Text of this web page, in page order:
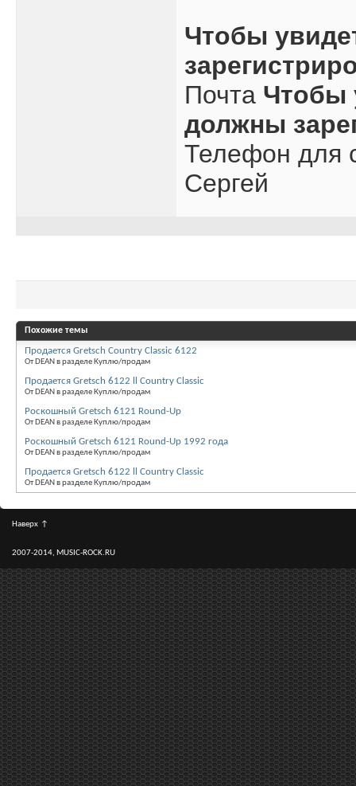
Чтобы
Почта Чтобы
должны
Телефон для
Сергей
Похожие темы
Продается Gretsch Country Classic 6122
От DEAN в разделе Куплю/продам
Продается Gretsch 6122 ll Country Classic
От DEAN в разделе Куплю/продам
Роскошный Gretsch 6121 Round-Up
От DEAN в разделе Куплю/продам
Роскошный Gretsch 6121 Round-Up 1992 года
От DEAN в разделе Куплю/продам
Продается Gretsch 6122 ll Country Classic
От DEAN в разделе Куплю/продам
Наверх ↑
2007-2014, MUSIC-ROCK.RU